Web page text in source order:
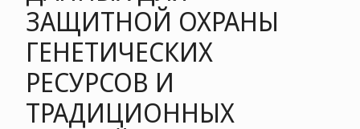
ЗАЩИТНОЙ ОХРАНЫ
ГЕНЕТИЧЕСКИХ
РЕСУРСОВ И
ТРАДИЦИОННЫХ